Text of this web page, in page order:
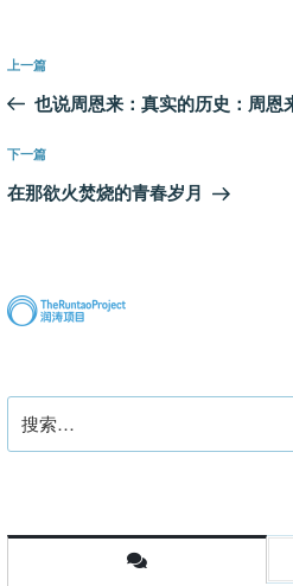
文
导
航
上
一
文
章
上一篇
也说周恩来：真实的历史：周恩
下
一
下一篇
在那欲火焚烧的青春岁月
索：